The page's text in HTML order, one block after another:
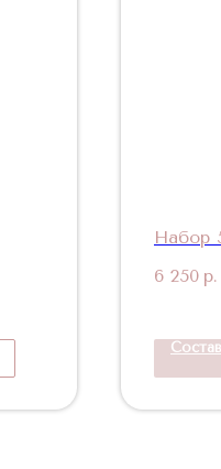
Набор
6 250 р.
Состав